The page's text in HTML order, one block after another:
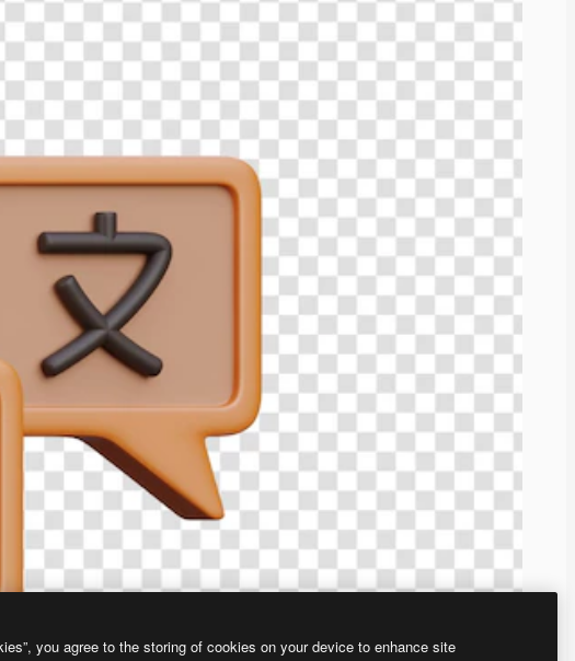
you agree to the storing of cookies on your device to enhance site